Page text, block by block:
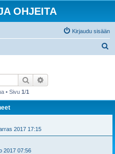
OHJEITA
Kirjaudu sisään
Etsi
• Sivu 1/1
2017 17:15
2017 07:56